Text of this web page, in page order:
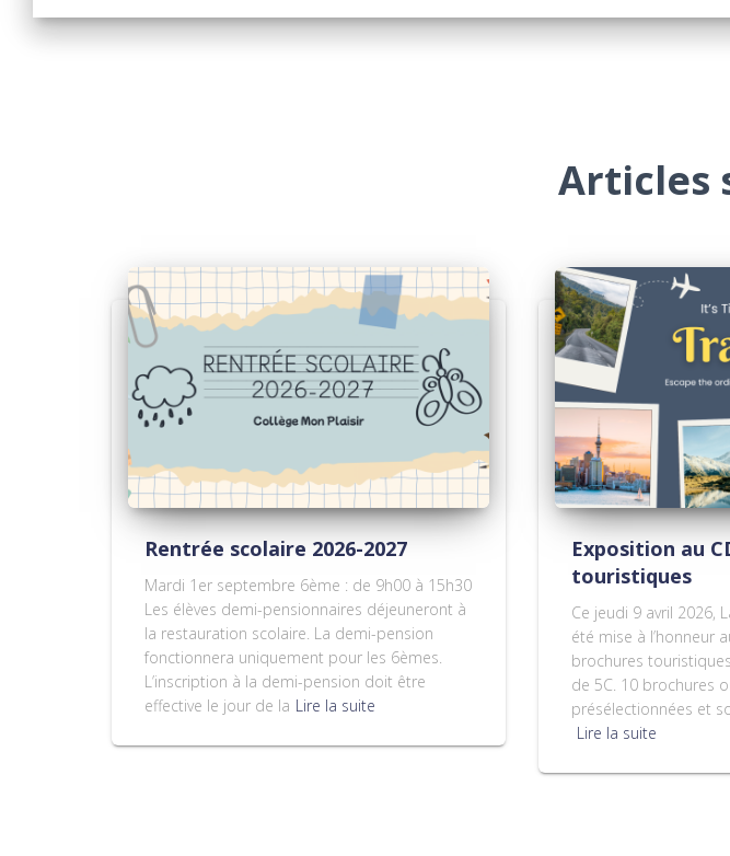
Articles
Rentrée scolaire 2026-2027
Mardi 1er septembre 6ème : de 9h00 à 15h30
Les élèves demi-pensionnaires déjeuneront à
la restauration scolaire. La demi-pension
fonctionnera uniquement pour les 6èmes.
L’inscription à la demi-pension doit être
effective le jour de la Lire la suite
Exposition au
touristiques
Ce jeudi 9 avril 2026,
été mise à l’honneur
brochures
de 5C. 10 brochures
présélectionnées et
Lire la suite